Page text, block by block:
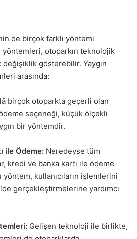
de birçok farklı yöntemi
yöntemleri, otoparkın teknolojik
değişiklik gösterebilir. Yaygın
arasında:
birçok otoparkta geçerli olan
seçeneği, küçük ölçekli
bir yöntemdir.
ile Ödeme: Neredeyse tüm
kredi ve banka kartı ile ödeme
kullanıcıların işlemlerini
gerçekleştirmelerine yardımcı
Gelişen teknoloji ile birlikte,